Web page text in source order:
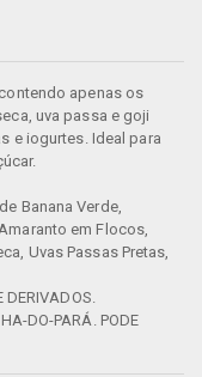
apenas os
uva passa e goji
e iogurtes. Ideal para
Banana Verde,
em Flocos,
Uvas Passas Pretas,
DO-PARÁ. PODE